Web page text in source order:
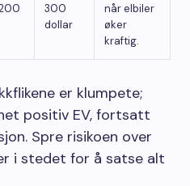
300
dollar
når elbiler
øker
kraftig.
er klumpete;
positiv EV, fortsatt
Spre risikoen over
i stedet for å satse alt